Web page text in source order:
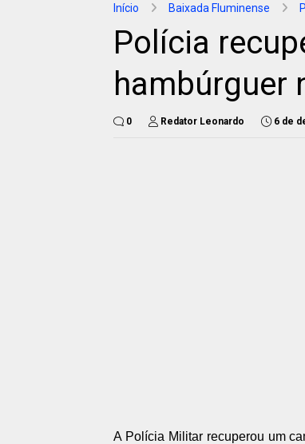
Início Baixada Fluminense
Polícia
hambúrguer
0 Redator Leonardo 6 de
A Polícia Militar recuperou um